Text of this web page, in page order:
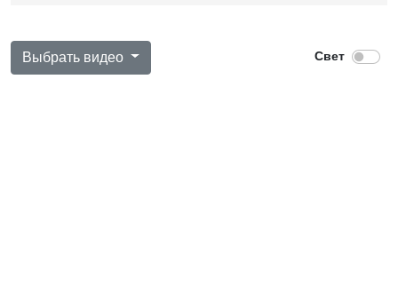
Выбрать видео